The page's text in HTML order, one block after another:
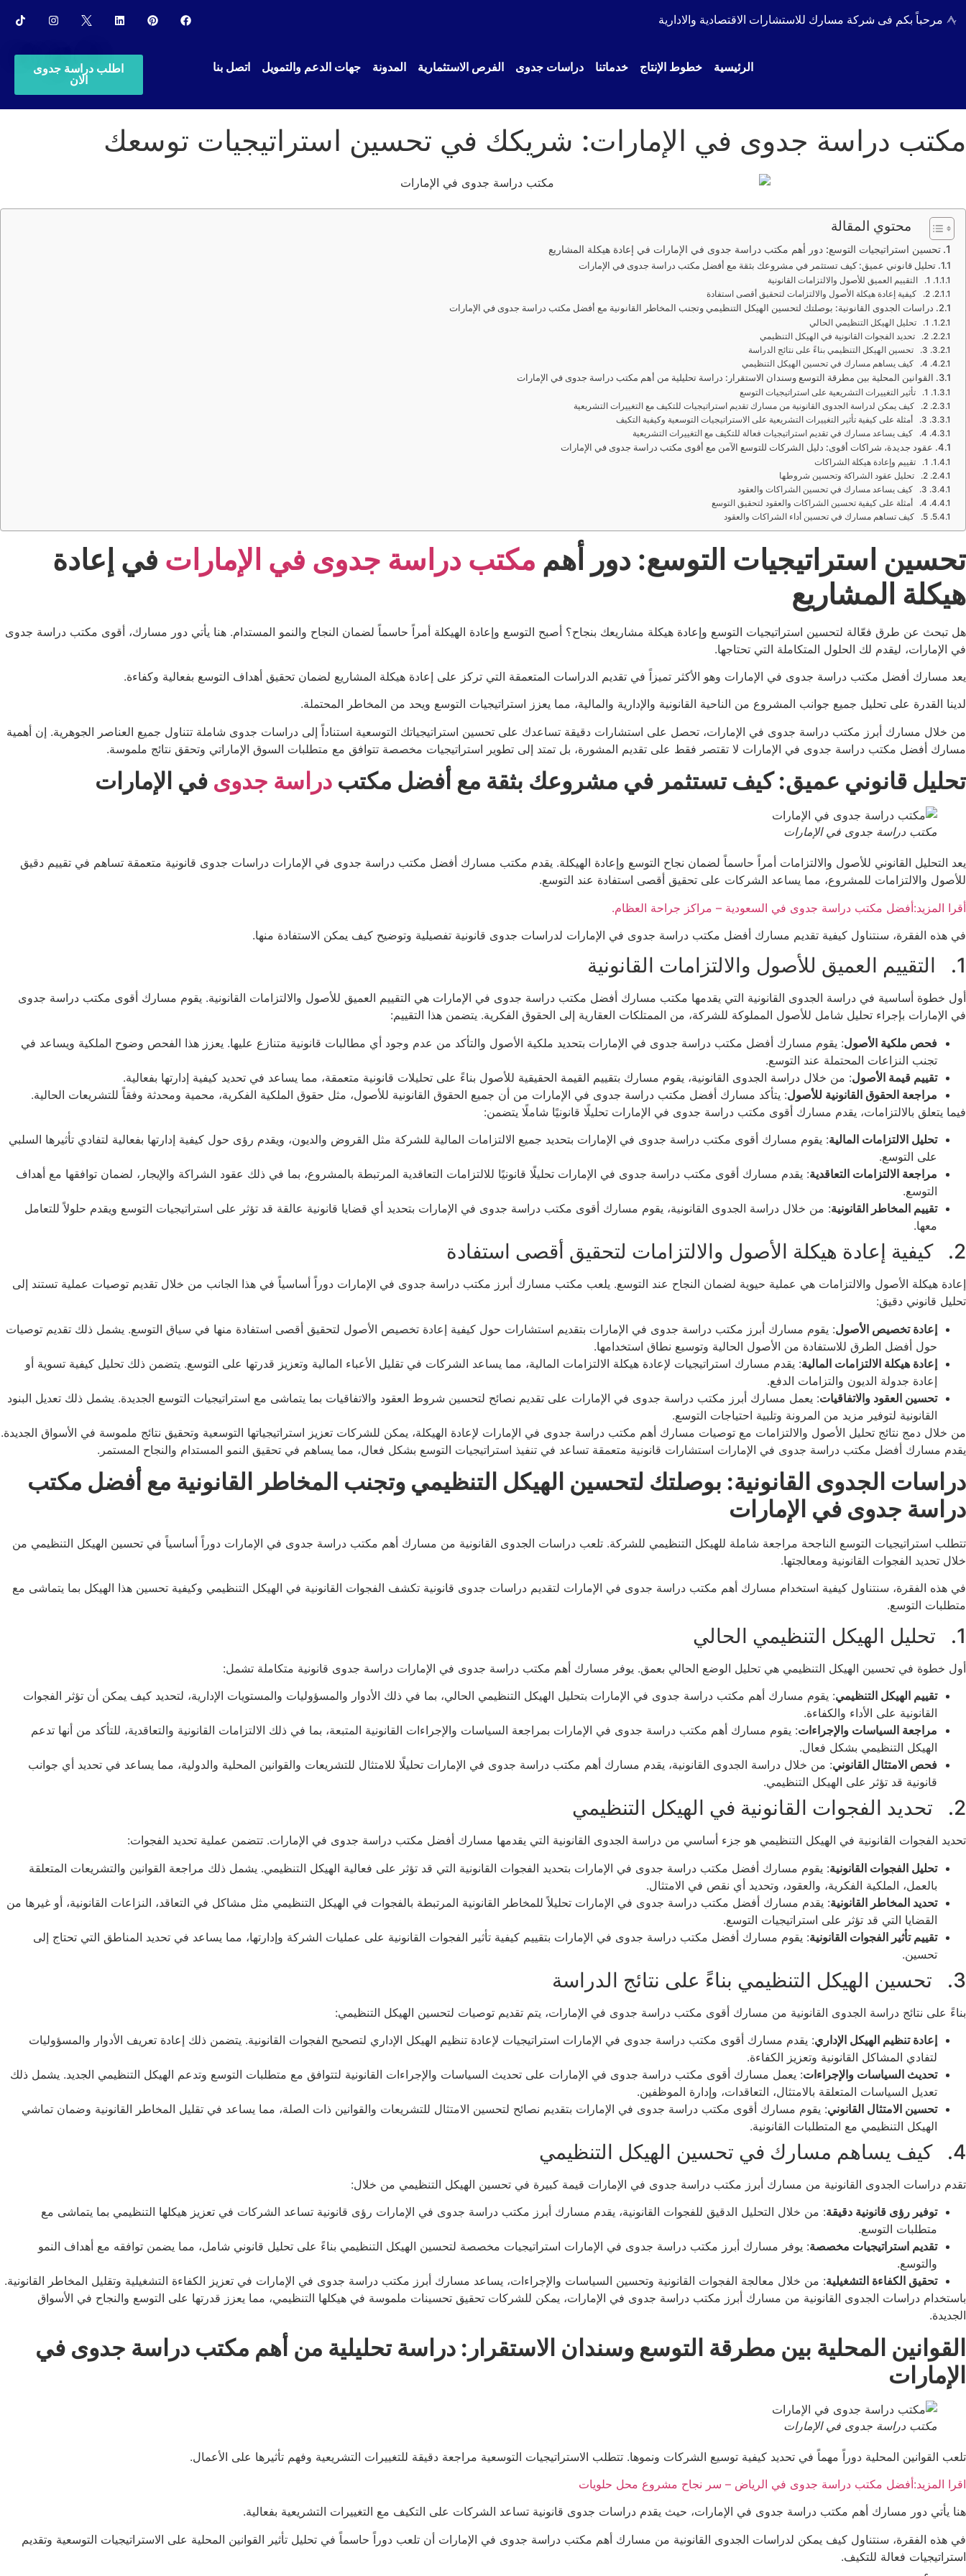
مرحباً بكم فى شركة مسارك للاستشارات الاقتصادية والادارية
الرئيسية خطوط الإنتاج خدماتنا دراسات جدوى الفرص الاستثمارية المدونة جهات الدعم والتمويل اتصل بنا
اطلب دراسة جدوى
الان
مكتب دراسة جدوى في الإمارات: شريكك في تحسين استراتيجيات توسعك
محتوي المقالة
تحسين استراتيجيات التوسع: دور أهم مكتب دراسة جدوى في الإمارات في إعادة هيكلة المشاريع
تحليل قانوني عميق: كيف تستثمر في مشروعك بثقة مع أفضل مكتب دراسة جدوى في الإمارات
1. التقييم العميق للأصول والالتزامات القانونية
2. كيفية إعادة هيكلة الأصول والالتزامات لتحقيق أقصى استفادة
دراسات الجدوى القانونية: بوصلتك لتحسين الهيكل التنظيمي وتجنب المخاطر القانونية مع أفضل مكتب دراسة جدوى في الإمارات
1. تحليل الهيكل التنظيمي الحالي
2. تحديد الفجوات القانونية في الهيكل التنظيمي
3. تحسين الهيكل التنظيمي بناءً على نتائج الدراسة
4. كيف يساهم مسارك في تحسين الهيكل التنظيمي
القوانين المحلية بين مطرقة التوسع وسندان الاستقرار: دراسة تحليلية من أهم مكتب دراسة جدوى في الإمارات
1. تأثير التغييرات التشريعية على استراتيجيات التوسع
2. كيف يمكن لدراسة الجدوى القانونية من مسارك تقديم استراتيجيات للتكيف مع التغييرات التشريعية
3. أمثلة على كيفية تأثير التغييرات التشريعية على الاستراتيجيات التوسعية وكيفية التكيف
4. كيف يساعد مسارك في تقديم استراتيجيات فعالة للتكيف مع التغييرات التشريعية
عقود جديدة، شراكات أقوى: دليل الشركات للتوسع الآمن مع أقوى مكتب دراسة جدوى في الإمارات
1. تقييم وإعادة هيكلة الشراكات
2. تحليل عقود الشراكة وتحسين شروطها
3. كيف يساعد مسارك في تحسين الشراكات والعقود
4. أمثلة على كيفية تحسين الشراكات والعقود لتحقيق التوسع
5. كيف تساهم مسارك في تحسين أداء الشراكات والعقود
تحسين استراتيجيات التوسع: دور أهم مكتب دراسة جدوى في الإمارات في إعادة
هيكلة المشاريع
هل تبحث عن طرق فعّالة لتحسين استراتيجيات التوسع وإعادة هيكلة مشاريعك بنجاح؟ أصبح التوسع وإعادة الهيكلة أمراً حاسماً لضمان النجاح والنمو المستدام. هنا يأتي دور مسارك، أقوى مكتب دراسة جدوى
في الإمارات، ليقدم لك الحلول المتكاملة التي تحتاجها.
يعد مسارك أفضل مكتب دراسة جدوى في الإمارات وهو الأكثر تميزاً في تقديم الدراسات المتعمقة التي تركز على إعادة هيكلة المشاريع لضمان تحقيق أهداف التوسع بفعالية وكفاءة.
لدينا القدرة على تحليل جميع جوانب المشروع من الناحية القانونية والإدارية والمالية، مما يعزز استراتيجيات التوسع ويحد من المخاطر المحتملة.
من خلال مسارك أبرز مكتب دراسة جدوى في الإمارات، تحصل على استشارات دقيقة تساعدك على تحسين استراتيجياتك التوسعية استناداً إلى دراسات جدوى شاملة تتناول جميع العناصر الجوهرية. إن أهمية
مسارك أفضل مكتب دراسة جدوى في الإمارات لا تقتصر فقط على تقديم المشورة، بل تمتد إلى تطوير استراتيجيات مخصصة تتوافق مع متطلبات السوق الإماراتي وتحقق نتائج ملموسة.
تحليل قانوني عميق: كيف تستثمر في مشروعك بثقة مع أفضل مكتب دراسة جدوى في الإمارات
مكتب دراسة جدوى في الإمارات
يعد التحليل القانوني للأصول والالتزامات أمراً حاسماً لضمان نجاح التوسع وإعادة الهيكلة. يقدم مكتب مسارك أفضل مكتب دراسة جدوى في الإمارات دراسات جدوى قانونية متعمقة تساهم في تقييم دقيق
للأصول والالتزامات للمشروع، مما يساعد الشركات على تحقيق أقصى استفادة عند التوسع.
أقرا المزيد:أفضل مكتب دراسة جدوى في السعودية – مراكز جراحة العظام.
في هذه الفقرة، سنتناول كيفية تقديم مسارك أفضل مكتب دراسة جدوى في الإمارات لدراسات جدوى قانونية تفصيلية وتوضيح كيف يمكن الاستفادة منها.
1. التقييم العميق للأصول والالتزامات القانونية
أول خطوة أساسية في دراسة الجدوى القانونية التي يقدمها مكتب مسارك أفضل مكتب دراسة جدوى في الإمارات هي التقييم العميق للأصول والالتزامات القانونية. يقوم مسارك أقوى مكتب دراسة جدوى
في الإمارات بإجراء تحليل شامل للأصول المملوكة للشركة، من الممتلكات العقارية إلى الحقوق الفكرية. يتضمن هذا التقييم:
فحص ملكية الأصول: يقوم مسارك أفضل مكتب دراسة جدوى في الإمارات بتحديد ملكية الأصول والتأكد من عدم وجود أي مطالبات قانونية متنازع عليها. يعزز هذا الفحص وضوح الملكية ويساعد في
تجنب النزاعات المحتملة عند التوسع.
تقييم قيمة الأصول: من خلال دراسة الجدوى القانونية، يقوم مسارك بتقييم القيمة الحقيقية للأصول بناءً على تحليلات قانونية متعمقة، مما يساعد في تحديد كيفية إدارتها بفعالية.
مراجعة الحقوق القانونية للأصول: يتأكد مسارك أفضل مكتب دراسة جدوى في الإمارات من أن جميع الحقوق القانونية للأصول، مثل حقوق الملكية الفكرية، محمية ومحدثة وفقاً للتشريعات الحالية.
فيما يتعلق بالالتزامات، يقدم مسارك أقوى مكتب دراسة جدوى في الإمارات تحليلًا قانونيًا شاملًا يتضمن:
تحليل الالتزامات المالية: يقوم مسارك أقوى مكتب دراسة جدوى في الإمارات بتحديد جميع الالتزامات المالية للشركة مثل القروض والديون، ويقدم رؤى حول كيفية إدارتها بفعالية لتفادي تأثيرها السلبي
على التوسع.
مراجعة الالتزامات التعاقدية: يقدم مسارك أقوى مكتب دراسة جدوى في الإمارات تحليلًا قانونيًا للالتزامات التعاقدية المرتبطة بالمشروع، بما في ذلك عقود الشراكة والإيجار، لضمان توافقها مع أهداف
التوسع.
تقييم المخاطر القانونية: من خلال دراسة الجدوى القانونية، يقوم مسارك أقوى مكتب دراسة جدوى في الإمارات بتحديد أي قضايا قانونية عالقة قد تؤثر على استراتيجيات التوسع ويقدم حلولاً للتعامل
معها.
2. كيفية إعادة هيكلة الأصول والالتزامات لتحقيق أقصى استفادة
إعادة هيكلة الأصول والالتزامات هي عملية حيوية لضمان النجاح عند التوسع. يلعب مكتب مسارك أبرز مكتب دراسة جدوى في الإمارات دوراً أساسياً في هذا الجانب من خلال تقديم توصيات عملية تستند إلى
تحليل قانوني دقيق:
إعادة تخصيص الأصول: يقوم مسارك أبرز مكتب دراسة جدوى في الإمارات بتقديم استشارات حول كيفية إعادة تخصيص الأصول لتحقيق أقصى استفادة منها في سياق التوسع. يشمل ذلك تقديم توصيات
حول أفضل الطرق للاستفادة من الأصول الحالية وتوسيع نطاق استخدامها.
إعادة هيكلة الالتزامات المالية: يقدم مسارك استراتيجيات لإعادة هيكلة الالتزامات المالية، مما يساعد الشركات في تقليل الأعباء المالية وتعزيز قدرتها على التوسع. يتضمن ذلك تحليل كيفية تسوية أو
إعادة جدولة الديون والتزامات الدفع.
تحسين العقود والاتفاقيات: يعمل مسارك أبرز مكتب دراسة جدوى في الإمارات على تقديم نصائح لتحسين شروط العقود والاتفاقيات بما يتماشى مع استراتيجيات التوسع الجديدة. يشمل ذلك تعديل البنود
القانونية لتوفير مزيد من المرونة وتلبية احتياجات التوسع.
من خلال دمج نتائج تحليل الأصول والالتزامات مع توصيات مسارك أهم مكتب دراسة جدوى في الإمارات لإعادة الهيكلة، يمكن للشركات تعزيز استراتيجياتها التوسعية وتحقيق نتائج ملموسة في الأسواق الجديدة.
يقدم مسارك أفضل مكتب دراسة جدوى في الإمارات استشارات قانونية متعمقة تساعد في تنفيذ استراتيجيات التوسع بشكل فعال، مما يساهم في تحقيق النمو المستدام والنجاح المستمر.
دراسات الجدوى القانونية: بوصلتك لتحسين الهيكل التنظيمي وتجنب المخاطر القانونية مع أفضل مكتب
دراسة جدوى في الإمارات
تتطلب استراتيجيات التوسع الناجحة مراجعة شاملة للهيكل التنظيمي للشركة. تلعب دراسات الجدوى القانونية من مسارك أهم مكتب دراسة جدوى في الإمارات دوراً أساسياً في تحسين الهيكل التنظيمي من
خلال تحديد الفجوات القانونية ومعالجتها.
في هذه الفقرة، سنتناول كيفية استخدام مسارك أهم مكتب دراسة جدوى في الإمارات لتقديم دراسات جدوى قانونية تكشف الفجوات القانونية في الهيكل التنظيمي وكيفية تحسين هذا الهيكل بما يتماشى مع
متطلبات التوسع.
1. تحليل الهيكل التنظيمي الحالي
أول خطوة في تحسين الهيكل التنظيمي هي تحليل الوضع الحالي بعمق. يوفر مسارك أهم مكتب دراسة جدوى في الإمارات دراسة جدوى قانونية متكاملة تشمل:
تقييم الهيكل التنظيمي: يقوم مسارك أهم مكتب دراسة جدوى في الإمارات بتحليل الهيكل التنظيمي الحالي، بما في ذلك الأدوار والمسؤوليات والمستويات الإدارية، لتحديد كيف يمكن أن تؤثر الفجوات
القانونية على الأداء والكفاءة.
مراجعة السياسات والإجراءات: يقوم مسارك أهم مكتب دراسة جدوى في الإمارات بمراجعة السياسات والإجراءات القانونية المتبعة، بما في ذلك الالتزامات القانونية والتعاقدية، للتأكد من أنها تدعم
الهيكل التنظيمي بشكل فعال.
فحص الامتثال القانوني: من خلال دراسة الجدوى القانونية، يقدم مسارك أهم مكتب دراسة جدوى في الإمارات تحليلًا للامتثال للتشريعات والقوانين المحلية والدولية، مما يساعد في تحديد أي جوانب
قانونية قد تؤثر على الهيكل التنظيمي.
2. تحديد الفجوات القانونية في الهيكل التنظيمي
تحديد الفجوات القانونية في الهيكل التنظيمي هو جزء أساسي من دراسة الجدوى القانونية التي يقدمها مسارك أفضل مكتب دراسة جدوى في الإمارات. تتضمن عملية تحديد الفجوات:
تحليل الفجوات القانونية: يقوم مسارك أفضل مكتب دراسة جدوى في الإمارات بتحديد الفجوات القانونية التي قد تؤثر على فعالية الهيكل التنظيمي. يشمل ذلك مراجعة القوانين والتشريعات المتعلقة
بالعمل، الملكية الفكرية، والعقود، وتحديد أي نقص في الامتثال.
تحديد المخاطر القانونية: يقدم مسارك أفضل مكتب دراسة جدوى في الإمارات تحليلاً للمخاطر القانونية المرتبطة بالفجوات في الهيكل التنظيمي مثل مشاكل في التعاقد، النزاعات القانونية، أو غيرها من
القضايا التي قد تؤثر على استراتيجيات التوسع.
تقييم تأثير الفجوات القانونية: يقوم مسارك أفضل مكتب دراسة جدوى في الإمارات بتقييم كيفية تأثير الفجوات القانونية على عمليات الشركة وإدارتها، مما يساعد في تحديد المناطق التي تحتاج إلى
تحسين.
3. تحسين الهيكل التنظيمي بناءً على نتائج الدراسة
بناءً على نتائج دراسة الجدوى القانونية من مسارك أقوى مكتب دراسة جدوى في الإمارات، يتم تقديم توصيات لتحسين الهيكل التنظيمي:
إعادة تنظيم الهيكل الإداري: يقدم مسارك أقوى مكتب دراسة جدوى في الإمارات استراتيجيات لإعادة تنظيم الهيكل الإداري لتصحيح الفجوات القانونية. يتضمن ذلك إعادة تعريف الأدوار والمسؤوليات
لتفادي المشاكل القانونية وتعزيز الكفاءة.
تحديث السياسات والإجراءات: يعمل مسارك أقوى مكتب دراسة جدوى في الإمارات على تحديث السياسات والإجراءات القانونية لتتوافق مع متطلبات التوسع وتدعم الهيكل التنظيمي الجديد. يشمل ذلك
تعديل السياسات المتعلقة بالامتثال، التعاقدات، وإدارة الموظفين.
تحسين الامتثال القانوني: يقوم مسارك أقوى مكتب دراسة جدوى في الإمارات بتقديم نصائح لتحسين الامتثال للتشريعات والقوانين ذات الصلة، مما يساعد في تقليل المخاطر القانونية وضمان تماشي
الهيكل التنظيمي مع المتطلبات القانونية.
4. كيف يساهم مسارك في تحسين الهيكل التنظيمي
تقدم دراسات الجدوى القانونية من مسارك أبرز مكتب دراسة جدوى في الإمارات قيمة كبيرة في تحسين الهيكل التنظيمي من خلال:
توفير رؤى قانونية دقيقة: من خلال التحليل الدقيق للفجوات القانونية، يقدم مسارك أبرز مكتب دراسة جدوى في الإمارات رؤى قانونية تساعد الشركات في تعزيز هيكلها التنظيمي بما يتماشى مع
متطلبات التوسع.
تقديم استراتيجيات مخصصة: يوفر مسارك أبرز مكتب دراسة جدوى في الإمارات استراتيجيات مخصصة لتحسين الهيكل التنظيمي بناءً على تحليل قانوني شامل، مما يضمن توافقه مع أهداف النمو
والتوسع.
تحقيق الكفاءة التشغيلية: من خلال معالجة الفجوات القانونية وتحسين السياسات والإجراءات، يساعد مسارك أبرز مكتب دراسة جدوى في الإمارات في تعزيز الكفاءة التشغيلية وتقليل المخاطر القانونية.
باستخدام دراسات الجدوى القانونية من مسارك أبرز مكتب دراسة جدوى في الإمارات، يمكن للشركات تحقيق تحسينات ملموسة في هيكلها التنظيمي، مما يعزز قدرتها على التوسع والنجاح في الأسواق
الجديدة.
القوانين المحلية بين مطرقة التوسع وسندان الاستقرار: دراسة تحليلية من أهم مكتب دراسة جدوى في
الإمارات
مكتب دراسة جدوى في الإمارات
تلعب القوانين المحلية دوراً مهماً في تحديد كيفية توسيع الشركات ونموها. تتطلب الاستراتيجيات التوسعية مراجعة دقيقة للتغييرات التشريعية وفهم تأثيرها على الأعمال.
اقرا المزيد:أفضل مكتب دراسة جدوى في الرياض – سر نجاح مشروع محل حلويات
هنا يأتي دور مسارك أهم مكتب دراسة جدوى في الإمارات، حيث يقدم دراسات جدوى قانونية تساعد الشركات على التكيف مع التغييرات التشريعية بفعالية.
في هذه الفقرة، سنتناول كيف يمكن لدراسات الجدوى القانونية من مسارك أهم مكتب دراسة جدوى في الإمارات أن تلعب دوراً حاسماً في تحليل تأثير القوانين المحلية على الاستراتيجيات التوسعية وتقديم
استراتيجيات فعالة للتكيف.